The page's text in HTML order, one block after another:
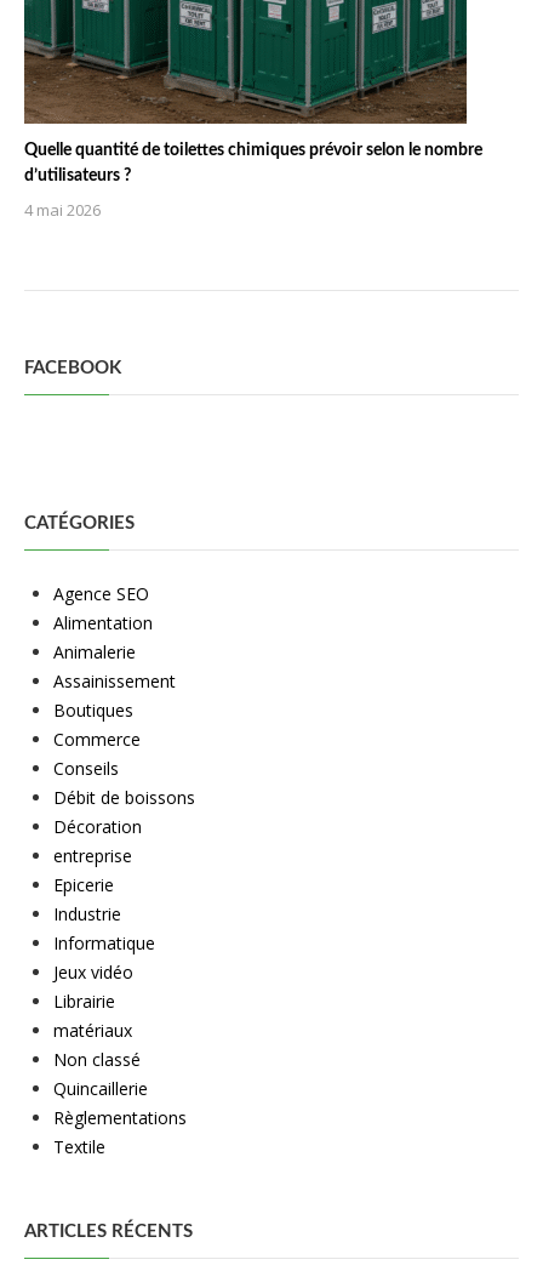
Quelle quantité de toilettes chimiques prévoir selon le nombre
d’utilisateurs ?
4 mai 2026
FACEBOOK
CATÉGORIES
Agence SEO
Alimentation
Animalerie
Assainissement
Boutiques
Commerce
Conseils
Débit de boissons
Décoration
entreprise
Epicerie
Industrie
Informatique
Jeux vidéo
Librairie
matériaux
Non classé
Quincaillerie
Règlementations
Textile
ARTICLES RÉCENTS